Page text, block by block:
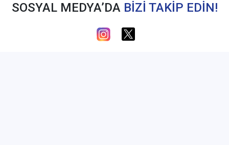
SOSYAL MEDYA’DA BİZİ TAKİP EDİN!